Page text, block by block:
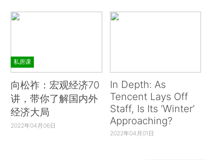
私房课
向松祚：宏观经济70
讲，带你了解国内外
经济大局
2022年04月06日
In Depth: As
Tencent Lays Off
Staff, Is Its ‘Winter’
Approaching?
2022年04月01日